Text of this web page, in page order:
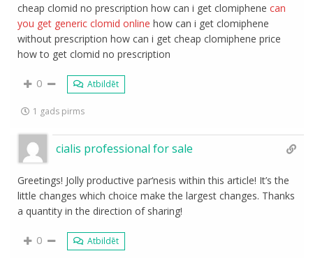
cheap clomid no prescription how can i get clomiphenecan
you get generic clomid online how can i get clomiphene
without prescription how can i get cheap clomiphene price
how to get clomid no prescription
0 Atbildēt
1 gads pirms
cialis professional for sale
Greetings! Jolly productive par‘nesis within this article! It’s the
little changes which choice make the largest changes. Thanks
a quantity in the direction of sharing!
0 Atbildēt